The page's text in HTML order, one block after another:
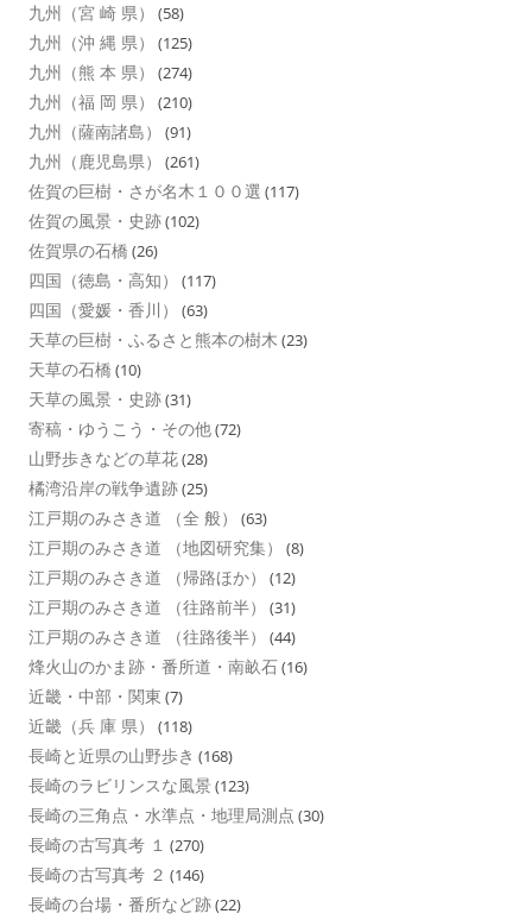
九州（宮 崎 県） (58)
九州（沖 縄 県） (125)
九州（熊 本 県） (274)
九州（福 岡 県） (210)
九州（薩南諸島） (91)
九州（鹿児島県） (261)
佐賀の巨樹・さが名木１００選 (117)
佐賀の風景・史跡(102)
佐賀県の石橋 (26)
四国（徳島・高知） (117)
四国（愛媛・香川） (63)
天草の巨樹・ふるさと熊本の樹木 (23)
天草の石橋 (10)
天草の風景・史跡(31)
寄稿・ゆうこう・その他(72)
山野歩きなどの草花(28)
橘湾沿岸の戦争遺跡(25)
江戸期のみさき道 （全 般） (63)
江戸期のみさき道 （地図研究集） (8)
江戸期のみさき道 （帰路ほか） (12)
江戸期のみさき道 （往路前半） (31)
江戸期のみさき道 （往路後半） (44)
烽火山のかま跡・番所道・南畝石(16)
近畿・中部・関東 (7)
近畿（兵 庫 県） (118)
長崎と近県の山野歩き (168)
長崎のラビリンスな風景 (123)
長崎の三角点・水準点・地理局測点 (30)
長崎の古写真考 １ (270)
長崎の古写真考 ２ (146)
長崎の台場・番所など跡(22)